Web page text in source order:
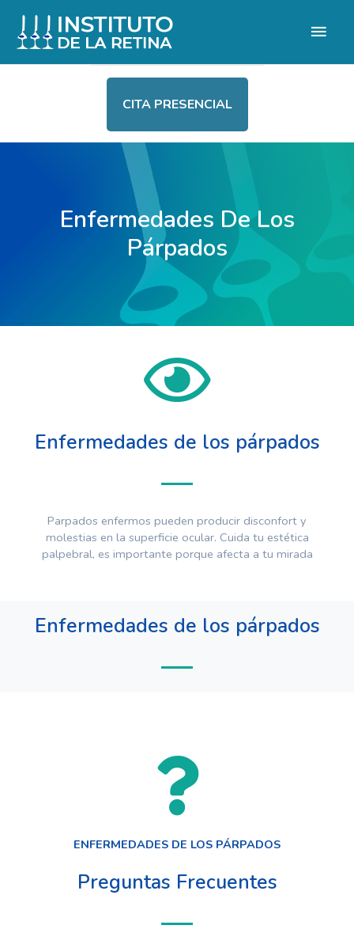
CITA PRESENCIAL
Enfermedades De Los
Párpados
Enfermedades de los párpados
Parpados enfermos pueden producir disconfort y
molestias en la superficie ocular. Cuida tu estética
palpebral, es importante porque afecta a tu mirada
Enfermedades de los párpados
ENFERMEDADES DE LOS PÁRPADOS
Preguntas Frecuentes